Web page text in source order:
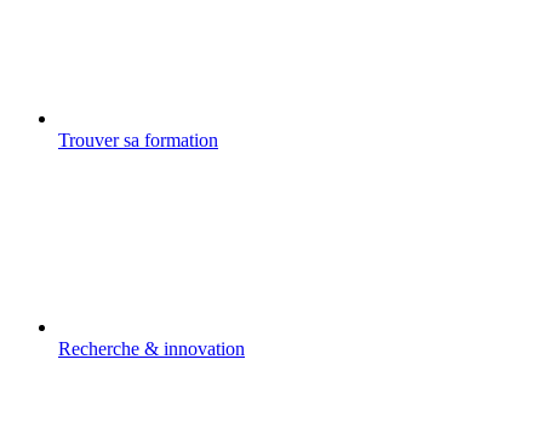
Trouver sa formation
Recherche & innovation